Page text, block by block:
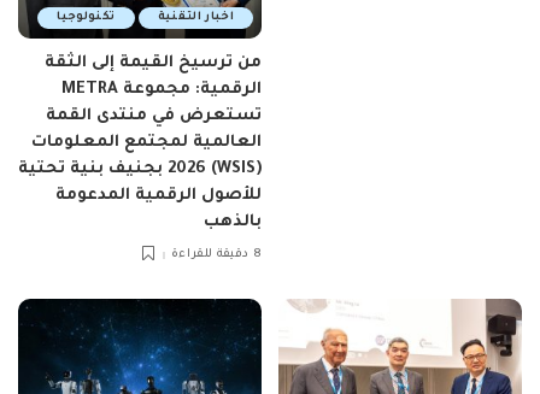
اخبار التقنية تكنولوجيا
من ترسيخ القيمة إلى الثقة
الرقمية: مجموعة METRA
تستعرض في منتدى القمة
العالمية لمجتمع المعلومات
(WSIS) 2026 بجنيف بنية تحتية
للأصول الرقمية المدعومة
بالذهب
8 دقيقة للقراءة